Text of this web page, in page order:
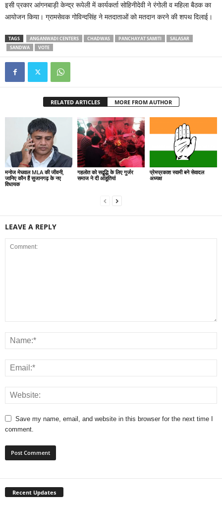
इसी प्रकार आंगनबाड़ी केन्द्र रूपेली में कार्यकर्ता सोहिनीदेवी ने रंगोली व महिला बैठक का
आयोजन किया। ग्रामसेवक गोविन्दसिंह ने मतदाताओं को मतदान करने की शपथ दिलाई।
TAGS ANGANWADI CENTERS CHADWAS PANCHAYAT SAMITI
SALASAR
SANDWA
VOTE
RELATED ARTICLES MORE FROM AUTHOR
मनोज मेघवाल MLA की जीवनी,
जानिए कौन हैं सुजानगढ़ के नए
विधायक
गहलोत को सद्बुद्धि के लिए गुर्जर
समाज ने दी आहूतियां
प्रेमप्रकाश स्वामी बने सेवादल
अध्यक्ष
LEAVE A REPLY
Save my name, email, and website in this browser for the next time I
comment.
Recent Updates